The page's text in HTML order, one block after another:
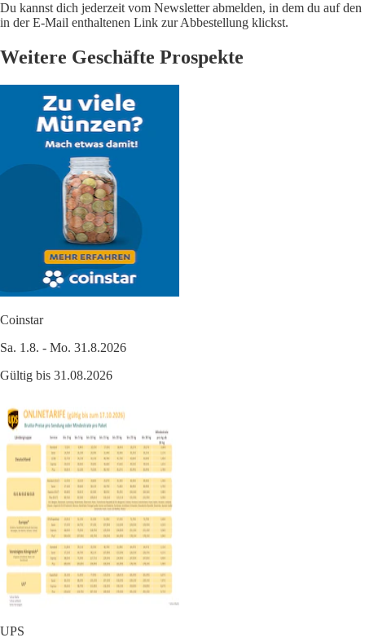
Du kannst dich jederzeit vom Newsletter abmelden, in dem du auf den
in der E-Mail enthaltenen Link zur Abbestellung klickst.
Weitere Geschäfte Prospekte
Coinstar
Sa. 1.8. - Mo. 31.8.2026
Gültig bis 31.08.2026
UPS